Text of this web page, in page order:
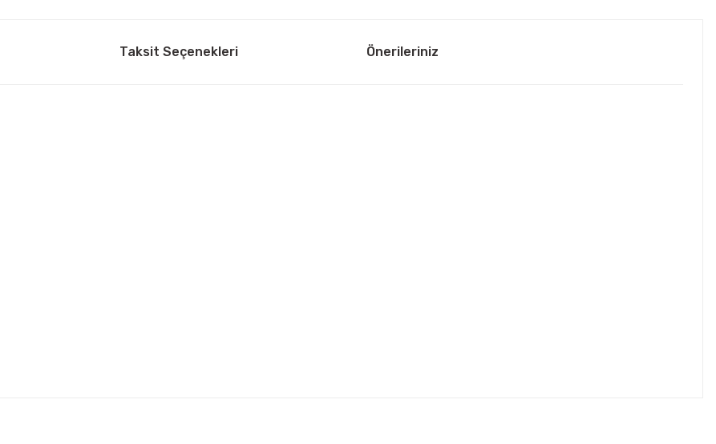
Taksit Seçenekleri Önerileriniz